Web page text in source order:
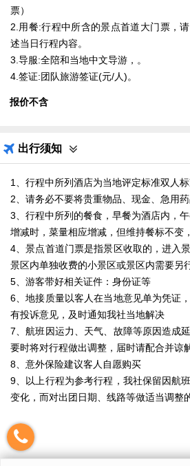
票）
2.用餐:行程中所含的景点首道大门票，
述当日行程内容。
3.导服:全陪和当地中文导游，。
4.签证:团队旅游签证(元/人)。
报价不含
出行须知
1、行程中所列酒店为当地评定标准双人
2、请务必不要将贵重物品、现金、急用
3、行程中所列的餐食，早餐为酒店内，
增减时，菜量相应增减，但维持餐标不变
4、景点首道门票是指景区收取的，进入
景区内单独收费的小景区或景区内需要另
5、游客带好相关证件：身份证等
6、地接质量以客人在当地意见单为凭证
有投诉意见，及时通知我社当地解决
7、航班因运力、天气、故障等原因造成
要时将对行程做出调整，届时请配合并谅
8、意外保险建议客人自愿购买
9、以上行程为参考行程，我社保留因航
变化，而对出团日期、线路等做适当调整